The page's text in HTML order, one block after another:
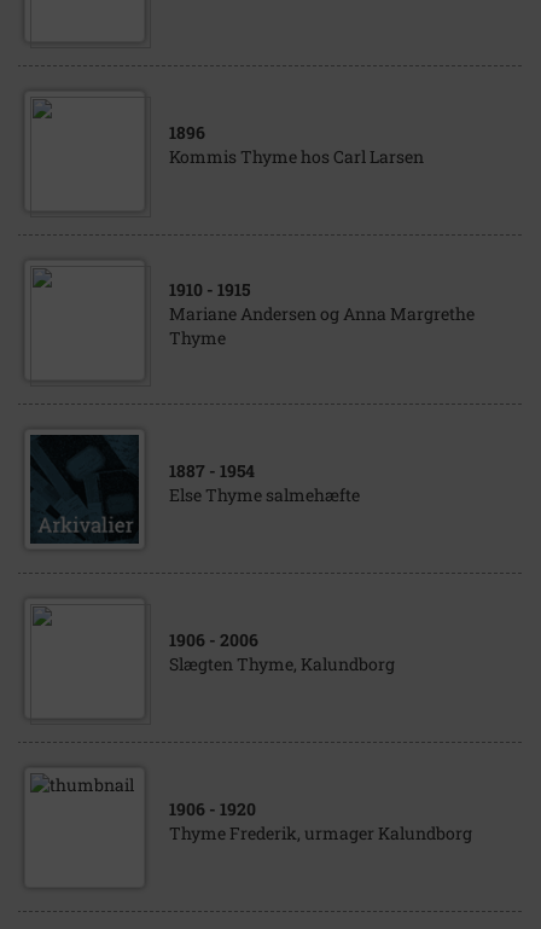
1896
Kommis Thyme hos Carl Larsen
1910 - 1915
Mariane Andersen og Anna Margrethe
Thyme
1887 - 1954
Else Thyme salmehæfte
1906 - 2006
Slægten Thyme, Kalundborg
1906 - 1920
Thyme Frederik, urmager Kalundborg